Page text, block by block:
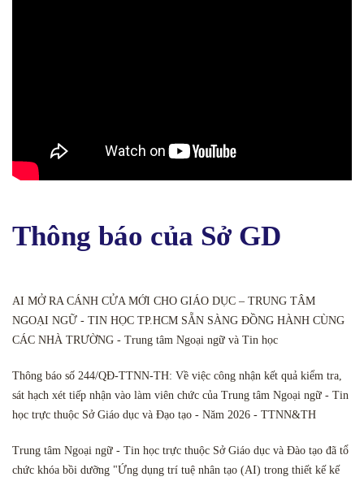
Thông báo của Sở GD
AI MỞ RA CÁNH CỬA MỚI CHO GIÁO DỤC – TRUNG TÂM
NGOẠI NGỮ - TIN HỌC TP.HCM SẴN SÀNG ĐỒNG HÀNH CÙNG
CÁC NHÀ TRƯỜNG - Trung tâm Ngoại ngữ và Tin học
Thông báo số 244/QĐ-TTNN-TH: Về việc công nhận kết quả kiểm tra,
sát hạch xét tiếp nhận vào làm viên chức của Trung tâm Ngoại ngữ - Tin
học trực thuộc Sở Giáo dục và Đạo tạo - Năm 2026 - TTNN&TH
Trung tâm Ngoại ngữ - Tin học trực thuộc Sở Giáo dục và Đào tạo đã tổ
chức khóa bồi dưỡng "Ứng dụng trí tuệ nhân tạo (AI) trong thiết kế kế